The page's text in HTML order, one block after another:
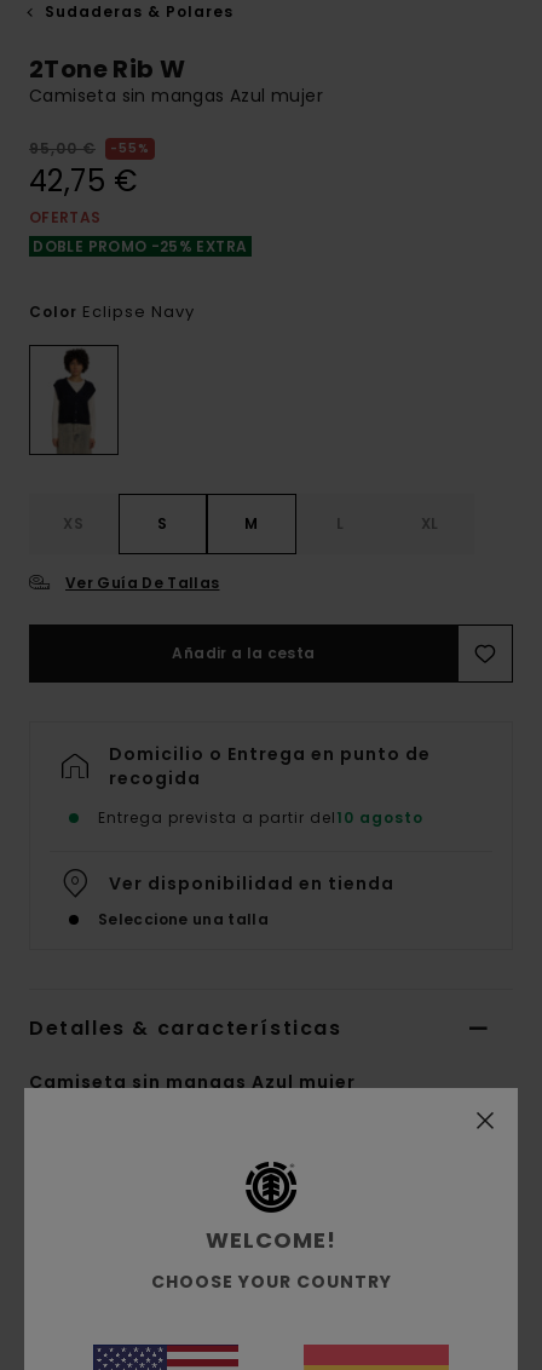
Sudaderas & Polares
2Tone Rib W
Camiseta sin mangas Azul mujer
95,00 € 55%
42,75 €
OFERTAS
DOBLE PROMO -25% EXTRA
Color Eclipse Navy
XS S M L XL
Ver Guía De Tallas
Añadir a la cesta
Domicilio o Entrega en punto de
recogida
Entrega prevista a partir del10 agosto
Ver disponibilidad en tienda
Seleccione una talla
Detalles & características
Camiseta sin mangas Azul mujer
ajuste relajado
Etiqueta rectangular de la marca
WELCOME!
CHOOSE YOUR COUNTRY